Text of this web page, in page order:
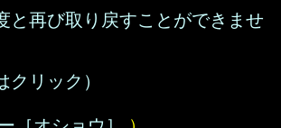
と再び取り戻すことができませ
クリック）